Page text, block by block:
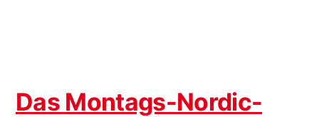
Das Montags-Nordic-